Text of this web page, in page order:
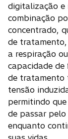
digitalização e
combinação
concentrado,
de tratamento,
a respiração
capacidade
de tratamento
tensão
permitindo
de passar
enquanto